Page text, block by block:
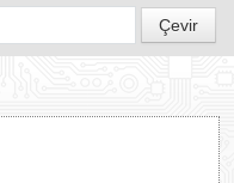
TƏDBİRLƏR
PROQRAMLAR
Çevir